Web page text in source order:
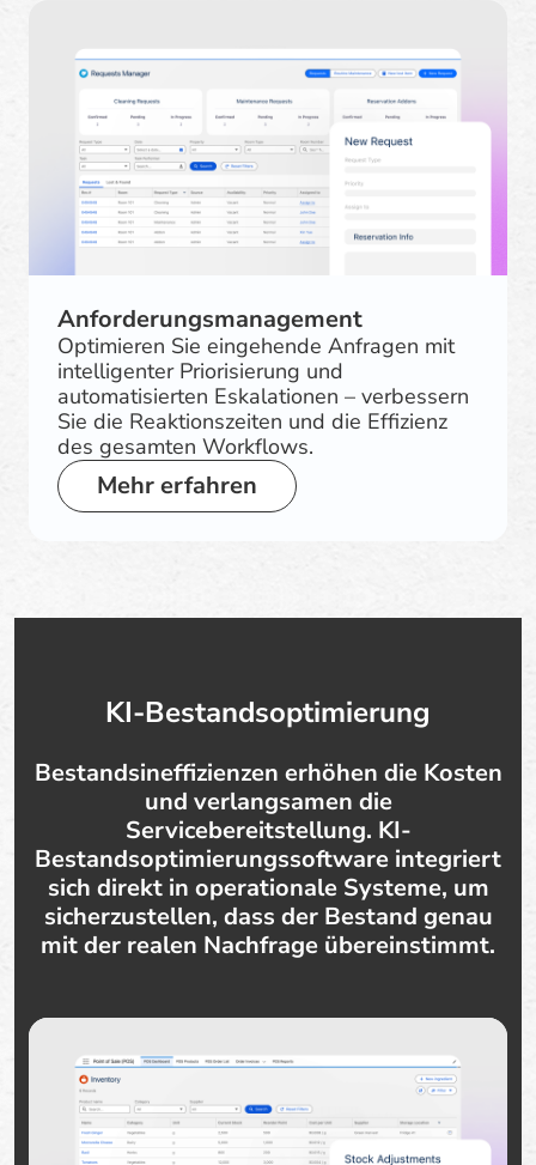
Anforderungsmanagement
Optimieren Sie eingehende Anfragen mit
intelligenter Priorisierung und
automatisierten Eskalationen – verbessern
Sie die Reaktionszeiten und die Effizienz
des gesamten Workflows.
Mehr erfahren
KI-Bestandsoptimierung
Bestandsineffizienzen erhöhen die Kosten
und verlangsamen die
Servicebereitstellung. KI-
Bestandsoptimierungssoftware integriert
sich direkt in operationale Systeme, um
sicherzustellen, dass der Bestand genau
mit der realen Nachfrage übereinstimmt.